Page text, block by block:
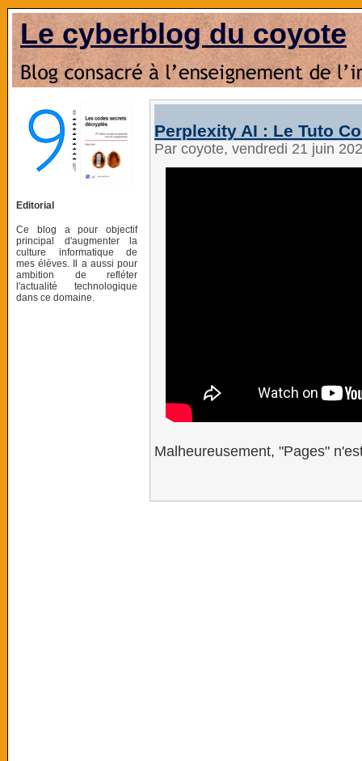
Le cyberblog du coyote
Editorial
Ce blog a pour objectif
principal d'augmenter la
culture informatique de
mes élèves. Il a aussi pour
ambition de refléter
l'actualité technologique
dans ce domaine.
Perplexity AI : Le Tuto
Par coyote, vendredi 21 juin
Malheureusement, "Pages"